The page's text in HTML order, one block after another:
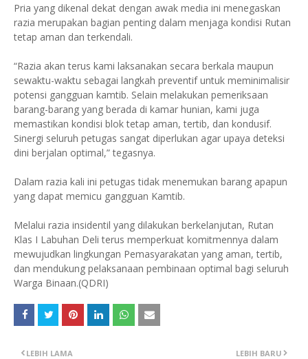
Pria yang dikenal dekat dengan awak media ini menegaskan
razia merupakan bagian penting dalam menjaga kondisi Rutan
tetap aman dan terkendali.
“Razia akan terus kami laksanakan secara berkala maupun
sewaktu-waktu sebagai langkah preventif untuk meminimalisir
potensi gangguan kamtib. Selain melakukan pemeriksaan
barang-barang yang berada di kamar hunian, kami juga
memastikan kondisi blok tetap aman, tertib, dan kondusif.
Sinergi seluruh petugas sangat diperlukan agar upaya deteksi
dini berjalan optimal,” tegasnya.
Dalam razia kali ini petugas tidak menemukan barang apapun
yang dapat memicu gangguan Kamtib.
Melalui razia insidentil yang dilakukan berkelanjutan, Rutan
Klas I Labuhan Deli terus memperkuat komitmennya dalam
mewujudkan lingkungan Pemasyarakatan yang aman, tertib,
dan mendukung pelaksanaan pembinaan optimal bagi seluruh
Warga Binaan.(QDRI)
LEBIH BARU
LEBIH LAMA